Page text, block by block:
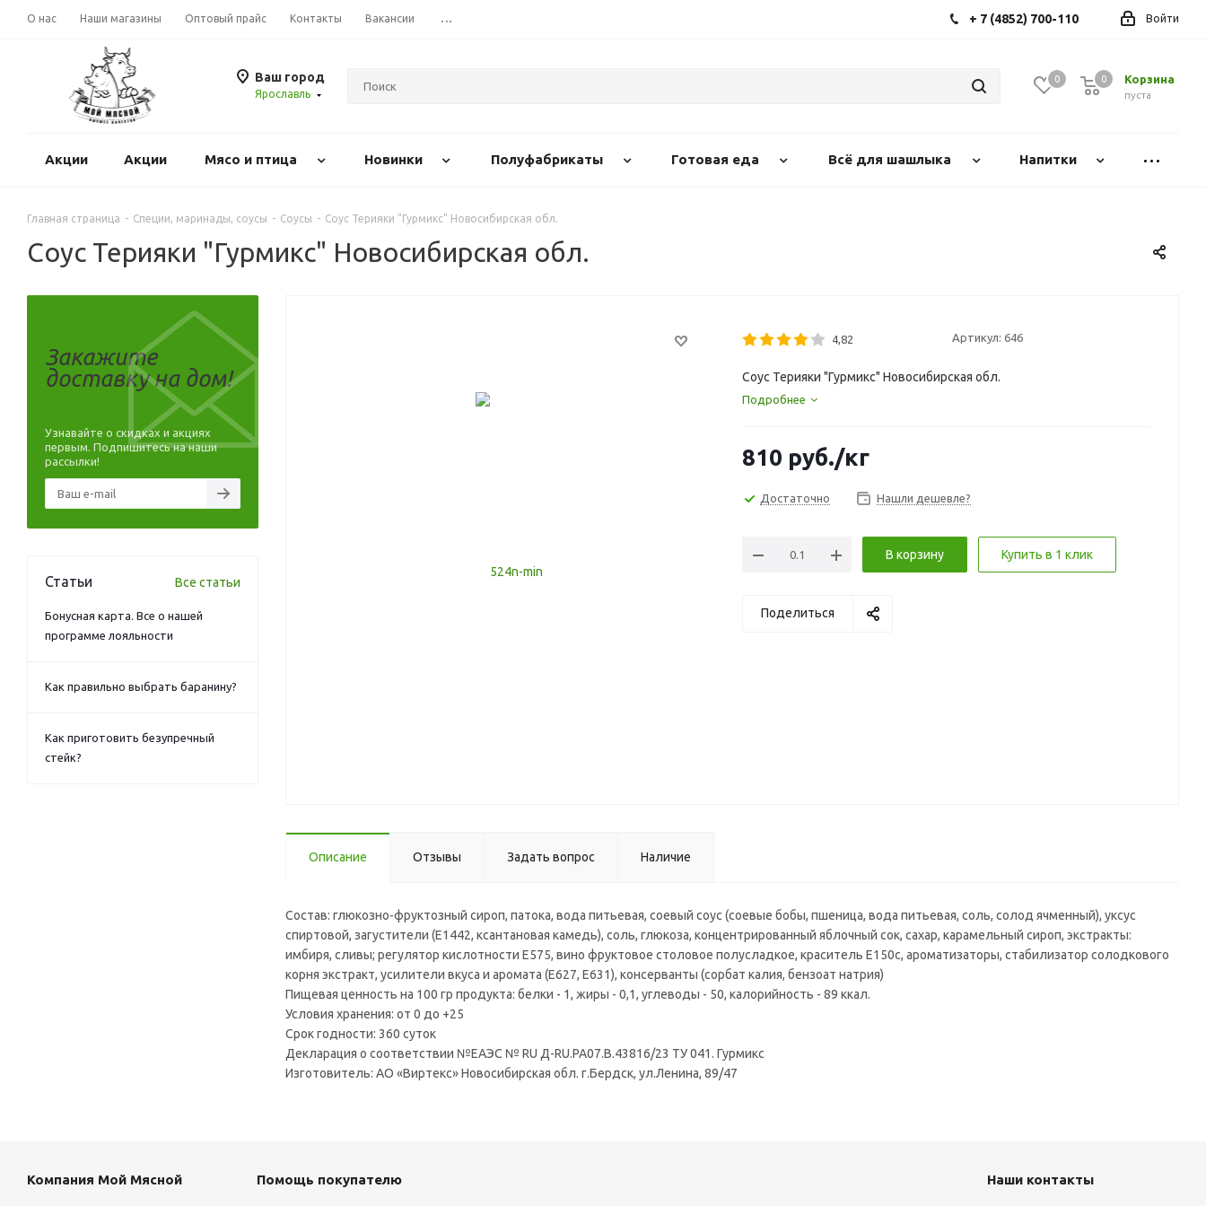
О нас Наши магазины Оптовый прайс Контакты Вакансии ... Войти
+ 7 (4852) 700-110
Ваш город
Ярославль
0 Корзина
0
пуста
0
Акции Акции Mясо и птица Новинки Полуфабрикаты Готовая еда Всё для шашлыка Напитки
Главная страница - Специи, маринады, соусы - Соусы - Соус Терияки "Гурмикс" Новосибирская обл.
Соус Терияки "Гурмикс" Новосибирская обл.
4,82 Артикул: 646
Соус Терияки "Гурмикс" Новосибирская обл.
Подробнее
810 руб./кг
Достаточно Нашли дешевле?
В корзину Купить в 1 клик
Поделиться
Описание Отзывы Задать вопрос Наличие
Состав: глюкозно-фруктозный сироп, патока, вода питьевая, соевый соус (соевые бобы, пшеница, вода питьевая, соль, солод ячменный), уксус
спиртовой, загустители (Е1442, ксантановая камедь), соль, глюкоза, концентрированный яблочный сок, сахар, карамельный сироп, экстракты:
имбиря, сливы; регулятор кислотности Е575, вино фруктовое столовое полусладкое, краситель Е150с, ароматизаторы, стабилизатор солодкового
корня экстракт, усилители вкуса и аромата (Е627, Е631), консерванты (сорбат калия, бензоат натрия)
Пищевая ценность на 100 гр продукта: белки - 1, жиры - 0,1, углеводы - 50, калорийность - 89 ккал.
Условия хранения: от 0 до +25
Срок годности: 360 суток
Декларация о соответствии №ЕАЭС № RU Д-RU.РА07.В.43816/23 ТУ 041. Гурмикс
Изготовитель: АО «Виртекс» Новосибирская обл. г.Бердск, ул.Ленина, 89/47
Закажите
доставку на дом!
Узнавайте о скидках и акциях
первым. Подпишитесь на наши
рассылки!
Статьи Все статьи
Бонусная карта. Все о нашей
программе лояльности
Как правильно выбрать баранину?
Как приготовить безупречный
стейк?
Компания Мой Мясной Помощь покупателю Наши контакты